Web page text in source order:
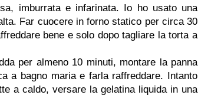
imburrata e infarinata. Io ho usato una
Far cuocere in forno statico per circa 30
bene e solo dopo tagliare la torta a
per almeno 10 minuti, montare la panna
a bagno maria e farla raffreddare. Intanto
a caldo, versare la gelatina liquida in una